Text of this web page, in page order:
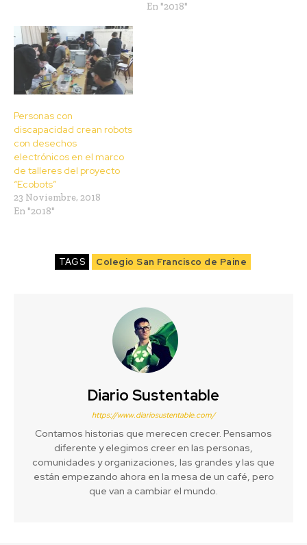
En "2018"
Personas con
discapacidad crean robots
con desechos
electrónicos en el marco
de talleres del proyecto
“Ecobots”
23 Noviembre, 2018
En "2018"
TAGS Colegio San Francisco de Paine
Diario Sustentable
https://www.diariosustentable.com/
Contamos historias que merecen crecer. Pensamos
diferente y elegimos creer en las personas,
comunidades y organizaciones, las grandes y las que
están empezando ahora en la mesa de un café, pero
que van a cambiar el mundo.